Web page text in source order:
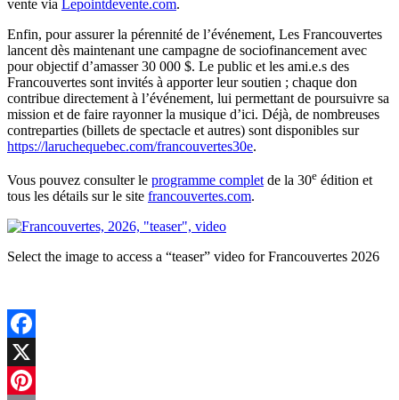
vente via Lepointdevente.com.
Enfin, pour assurer la pérennité de l’événement, Les Francouvertes
lancent dès maintenant une campagne de sociofinancement avec
pour objectif d’amasser 30 000 $. Le public et les ami.e.s des
Francouvertes sont invités à apporter leur soutien ; chaque don
contribue directement à l’événement, lui permettant de poursuivre sa
mission et de faire rayonner la musique d’ici. Déjà, de nombreuses
contreparties (billets de spectacle et autres) sont disponibles sur
https://laruchequebec.com/francouvertes30e.
Vous pouvez consulter le programme complet de la 30e édition et
tous les détails sur le site francouvertes.com.
Select the image to access a “teaser” video for Francouvertes 2026
Facebook
X